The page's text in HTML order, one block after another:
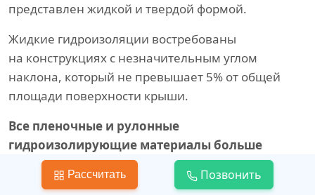
представлен жидкой и твердой формой.
Жидкие гидроизоляции востребованы
на конструкциях с незначительным углом
наклона, который не превышает 5% от общей
площади поверхности крыши.
Все пленочные и рулонные
гидроизолирующие материалы больше
подходят для крыш с большим наклоном.
Рассчитать Позвонить